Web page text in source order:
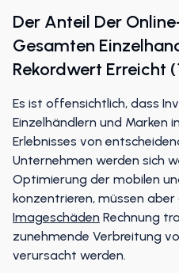
Der Anteil Der
Gesamten
Rekordwert Erreicht
Es ist offensichtlich, dass
Einzelhändlern und Marken
Erlebnisses von
Unternehmen werden sich
Optimierung der mobilen
konzentrieren, müssen aber
Imageschäden Rechnung
zunehmende Verbreitung
verursacht werden.